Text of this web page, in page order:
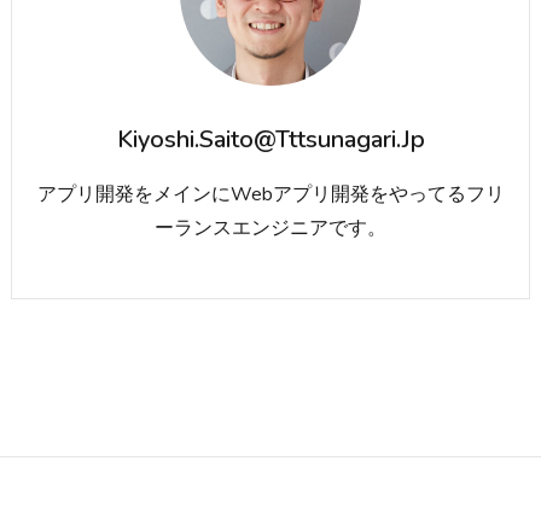
Kiyoshi.saito@tttsunagari.jp
アプリ開発をメインにWebアプリ開発をやってるフリ
ーランスエンジニアです。